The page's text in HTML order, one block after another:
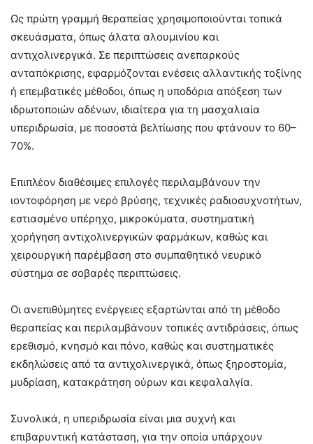
Ως πρώτη γραμμή θεραπείας χρησιμοποιούνται τοπικά
σκευάσματα, όπως άλατα αλουμινίου και
αντιχολινεργικά. Σε περιπτώσεις ανεπαρκούς
ανταπόκρισης, εφαρμόζονται ενέσεις αλλαντικής τοξίνης
ή επεμβατικές μέθοδοι, όπως η υποδόρια απόξεση των
ιδρωτοποιών αδένων, ιδιαίτερα για τη μασχαλιαία
υπεριδρωσία, με ποσοστά βελτίωσης που φτάνουν το 60–
70%.
Επιπλέον διαθέσιμες επιλογές περιλαμβάνουν την
ιοντοφόρηση με νερό βρύσης, τεχνικές ραδιοσυχνοτήτων,
εστιασμένο υπέρηχο, μικροκύματα, συστηματική
χορήγηση αντιχολινεργικών φαρμάκων, καθώς και
χειρουργική παρέμβαση στο συμπαθητικό νευρικό
σύστημα σε σοβαρές περιπτώσεις.
Οι ανεπιθύμητες ενέργειες εξαρτώνται από τη μέθοδο
θεραπείας και περιλαμβάνουν τοπικές αντιδράσεις, όπως
ερεθισμό, κνησμό και πόνο, καθώς και συστηματικές
εκδηλώσεις από τα αντιχολινεργικά, όπως ξηροστομία,
μυδρίαση, κατακράτηση ούρων και κεφαλαλγία.
Συνολικά, η υπεριδρωσία είναι μια συχνή και
επιβαρυντική κατάσταση, για την οποία υπάρχουν